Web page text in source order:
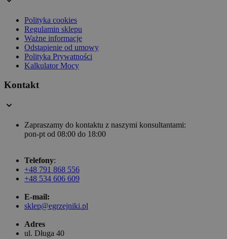
Polityka cookies
Regulamin sklepu
Ważne informacje
Odstąpienie od umowy
Polityka Prywatności
Kalkulator Mocy
Kontakt
Zapraszamy do kontaktu z naszymi konsultantami:
pon-pt od 08:00 do 18:00
Telefony:
+48 791 868 556
+48 534 606 609
E-mail:
sklep@egrzejniki.pl
Adres
ul. Długa 40